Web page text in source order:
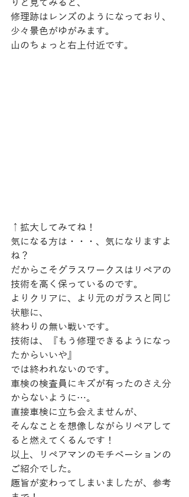
りと見てみると、
修理跡はレンズのようになっており、
少々景色がゆがみます。
山のちょっと右上付近です。
↑拡大してみてね！
気になる方は・・・、気になりますよ
ね？
だからこそグラスワークスはリペアの
技術を高く保っているのです。
よりクリアに、より元のガラスと同じ
状態に、
終わりの無い戦いです。
技術は、『もう修理できるようになっ
たからいいや』
では終われないのです。
車検の検査員にキズが有ったのさえ分
からないように…。
直接車検に立ち会えませんが、
そんなことを想像しながらリペアして
ると燃えてくるんです！
以上、リペアマンのモチベーションの
ご紹介でした。
趣旨が変わってしまいましたが、参考